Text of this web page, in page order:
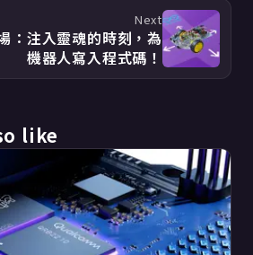
Next
：注入靈魂的時刻，為
機器人寫入程式碼！
like